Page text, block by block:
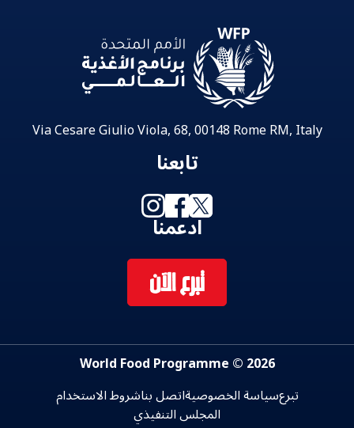
Via Cesare Giulio Viola, 68, 00148 Rome RM, Italy
تابعنا
ادعمنا
تبرع الآن
2026 © World Food Programme
تبرعسياسة الخصوصيةاتصل بناشروط الاستخدام
المجلس التنفيذي